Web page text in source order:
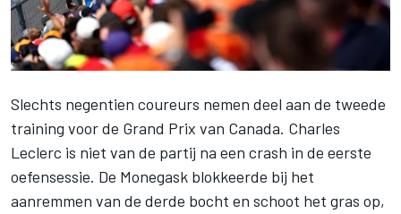
Slechts negentien coureurs nemen deel aan de tweede
training voor de Grand Prix van Canada. Charles
Leclerc is niet van de partij na een crash in de eerste
oefensessie. De Monegask blokkeerde bij het
aanremmen van de derde bocht en schoot het gras op,